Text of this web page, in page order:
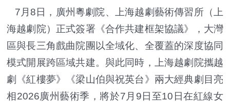
7月8日，廣州粵劇院、上海越劇藝術傳習所（上
海越劇院）正式簽署《合作共建框架協議》，大灣
區與長三角戲曲院團以全域化、全覆蓋的深度協同
模式開展跨區域共建。與此同時，上海越劇院攜越
劇《紅樓夢》《梁山伯與祝英台》兩大經典劇目亮
相2026廣州藝術季，將於7月9日至10日在紅線女